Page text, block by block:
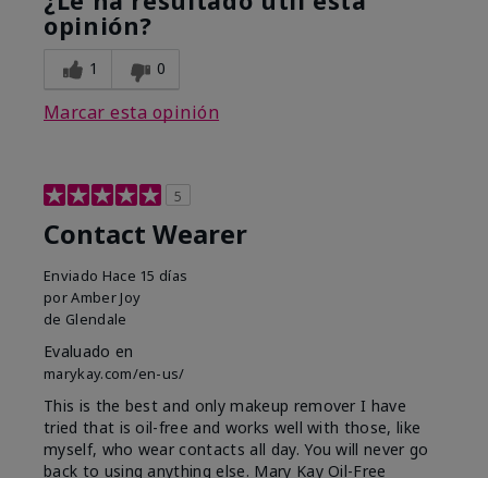
opinión?
1 0
Marcar esta opinión
5
Contact Wearer
Enviado Hace 15 días
porAmber Joy
de Glendale
Evaluado en
marykay.com/en-us/
This is the best and only makeup remover I have
tried that is oil-free and works well with those, like
myself, who wear contacts all day. You will never go
back to using anything else. Mary Kay Oil-Free